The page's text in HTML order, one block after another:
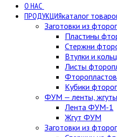
О НАС
ПРОДУКЦИЯкаталог
Заготовки из
Пластины
Стержни
Втулки и
Листы
Кубики
ФУМ — ленты, жгуты
Лента ФУМ-1
Жгут ФУМ
Заготовки из